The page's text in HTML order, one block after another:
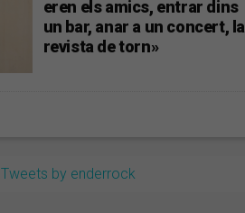
eren els amics, entrar dins
un bar, anar a un concert, la
revista de torn»
Tweets by enderrock